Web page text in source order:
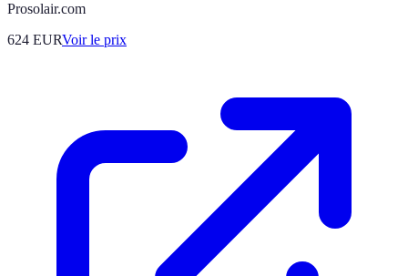
Prosolair.com
624 EURVoir le prix